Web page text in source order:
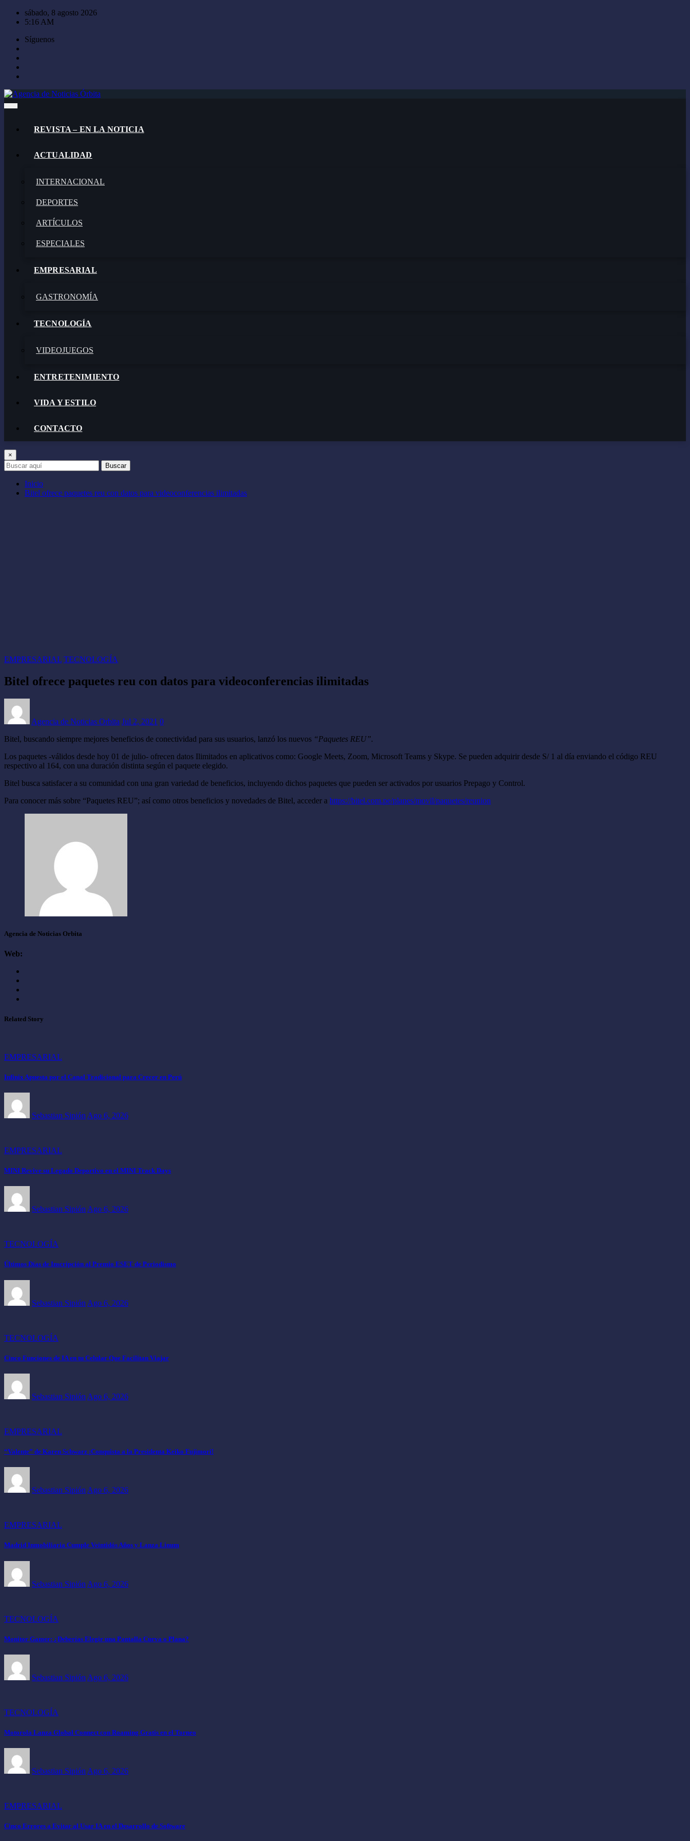
Saltar
sábado, 8 agosto 2026
5:16 AM
Síguenos
REVISTA – EN LA NOTICIA
ACTUALIDAD
INTERNACIONAL
DEPORTES
ARTÍCULOS
ESPECIALES
EMPRESARIAL
GASTRONOMÍA
TECNOLOGÍA
VIDEOJUEGOS
ENTRETENIMIENTO
VIDA Y ESTILO
CONTACTO
×
Buscar
Inicio
Bitel ofrece paquetes reu con datos para videoconferencias ilimitadas
EMPRESARIAL TECNOLOGÍA
Bitel ofrece paquetes reu con datos para videoconferencias ilimitadas
Agencia de Noticias Orbita Jul 2, 2021 0
Bitel, buscando siempre mejores beneficios de conectividad para sus usuarios, lanzó los nuevos “Paquetes REU”.
Los paquetes -válidos desde hoy 01 de julio- ofrecen datos Ilimitados en aplicativos como: Google Meets, Zoom, Microsoft Teams y Skype. Se pueden adquirir desde S/ 1 al día enviando el código REU
respectivo al 164, con una duración distinta según el paquete elegido.
Bitel busca satisfacer a su comunidad con una gran variedad de beneficios, incluyendo dichos paquetes que pueden ser activados por usuarios Prepago y Control.
Para conocer más sobre “Paquetes REU”; así como otros beneficios y novedades de Bitel, acceder a https://bitel.com.pe/planes/movil/paquetes/reunion
Agencia de Noticias Orbita
Web:
Related Story
EMPRESARIAL
Infinix Apuesta por el Canal Tradicional para Crecer en Perú
Sebastian Sipión Ago 6, 2026
EMPRESARIAL
MINI Revive su Legado Deportivo en el MINI Track Days
Sebastian Sipión Ago 6, 2026
TECNOLOGÍA
Últimos Días de Inscripción al Premio ESET de Periodismo
Sebastian Sipión Ago 6, 2026
TECNOLOGÍA
Cinco Funciones de IA en tu Celular Que Facilitan Viajar
Sebastian Sipión Ago 6, 2026
EMPRESARIAL
“Valente” de Karen Schwarz ¡Conquista a la Presidenta Keiko Fujimori!
Sebastian Sipión Ago 6, 2026
EMPRESARIAL
Madrid Inmobiliaria Cumple Veintidós Años y Lanza Linum
Sebastian Sipión Ago 6, 2026
TECNOLOGÍA
Monitor Gamer: ¿Deberías Elegir una Pantalla Curva o Plana?
Sebastian Sipión Ago 6, 2026
TECNOLOGÍA
Motorola Lanza Global Connect con Roaming Gratis en el Torneo
Sebastian Sipión Ago 6, 2026
EMPRESARIAL
Cinco Errores a Evitar al Usar IA en el Desarrollo de Software